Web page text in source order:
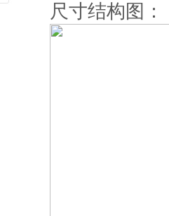
尺寸结构图：